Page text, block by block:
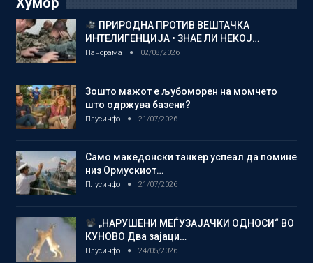
ПРИРОДНА ПРОТИВ ВЕШТАЧКА
ИНТЕЛИГЕНЦИЈА • ЗНАЕ ЛИ НЕКОЈ…
Панорама 02/08/2026
Зошто мажот е љубоморен на момчето
што одржува базени?
Плусинфо 21/07/2026
Само македонски танкер успеал да помине
низ Ормускиот…
Плусинфо 21/07/2026
„НАРУШЕНИ МЕЃУЗАЈАЧКИ ОДНОСИ“ ВО
КУНОВО Два зајаци…
Плусинфо 24/05/2026